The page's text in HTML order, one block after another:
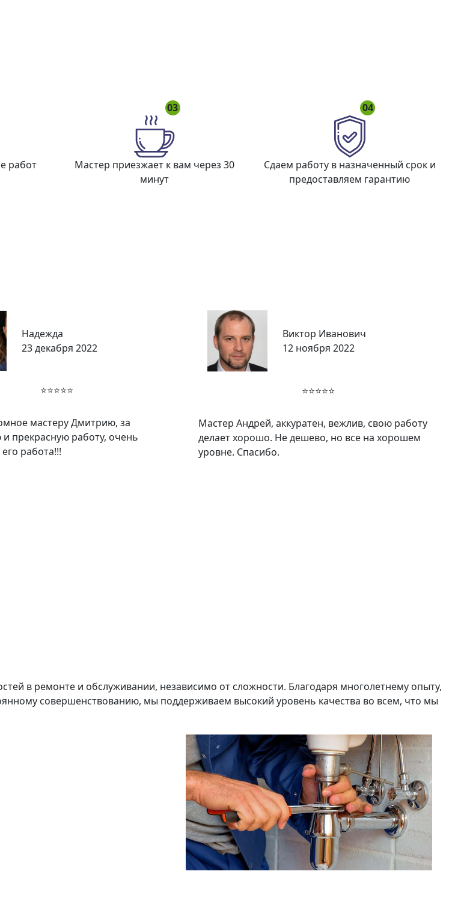
работ
03
Мастер приезжает к вам через 30
минут
04
Сдаем работу в назначенный срок и
предоставляем гарантию
Надежда
23 декабря 2022
⭐⭐⭐⭐⭐
мастеру Дмитрию, за
прекрасную работу, очень
работа!!!
Виктор Иванович
12 ноября 2022
⭐⭐⭐⭐⭐
Мастер Андрей, аккуратен, вежлив, свою работу
делает хорошо. Не дешево, но все на хорошем
уровне. Спасибо.
в ремонте и обслуживании, независимо от сложности. Благодаря многолетнему опыту,
совершенствованию, мы поддерживаем высокий уровень качества во всем, что мы